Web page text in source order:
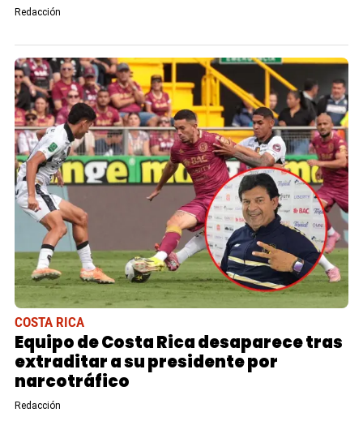
Redacción
COSTA RICA
Equipo de Costa Rica desaparece tras
extraditar a su presidente por
narcotráfico
Redacción